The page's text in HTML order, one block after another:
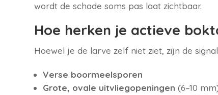
wordt de schade soms pas laat zichtbaar.
Hoe herken je actieve
Hoewel je de larve zelf niet ziet, zijn de
Verse boormeelsporen
Grote, ovale uitvliegopeningen (6–10